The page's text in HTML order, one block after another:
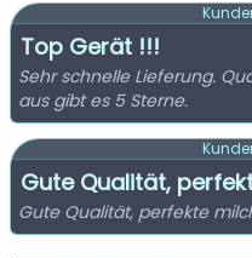
Top Gerät !!!
Sehr schnelle Lieferung.
aus gibt es 5 Sterne.
Gute Qualität,
Gute Qualität, perfekte